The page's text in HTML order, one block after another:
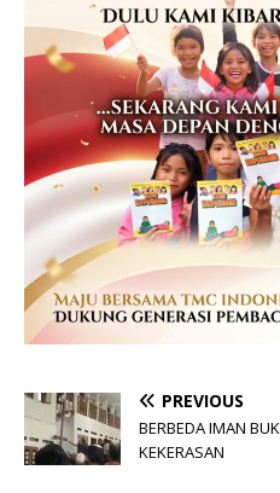
PREVIOUS
BERBEDA IMAN
KEKERASAN